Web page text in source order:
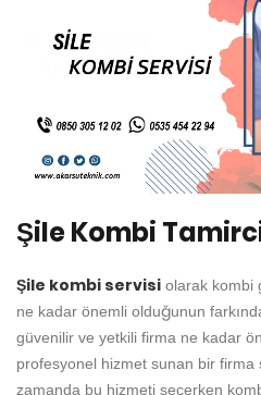
Şile Kombi
Şile kombi servisi olarak kombi
ne kadar önemli olduğunun
güvenilir ve yetkili firma ne kadar
profesyonel hizmet sunan bir firma
zamanda bu hizmeti seçerken